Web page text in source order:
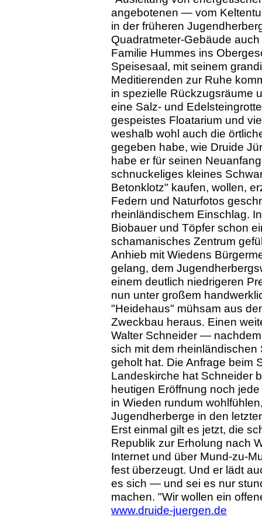
angebotenen — vom
in der früheren
Quadratmeter-Gebäude
Familie Hummes ins
Speisesaal, mit seinem
Meditierenden zur Ruhe
in spezielle Rückzugsräume
eine Salz- und
gespeistes Floatarium und
weshalb wohl auch die
gegeben habe, wie Druide
habe er für seinen
schnuckeliges kleines
Betonklotz" kaufen, wollen,
Federn und Naturfotos
rheinländischem Einschlag.
Biobauer und Töpfer schon
schamanisches Zentrum
Anhieb mit Wiedens
gelang, dem
einem deutlich niedrigeren
nun unter großem
"Heidehaus" mühsam aus
Zweckbau heraus. Einen
Walter Schneider —
sich mit dem
geholt hat. Die Anfrage beim
Landeskirche hat Schneider
heutigen Eröffnung noch
in Wieden rundum
Jugendherberge in den
Erst einmal gilt es jetzt, die
Republik zur Erholung nach
Internet und über Mund-zu-
fest überzeugt. Und er lädt
es sich — und sei es nur
machen. "Wir wollen ein
www.druide-juergen.de